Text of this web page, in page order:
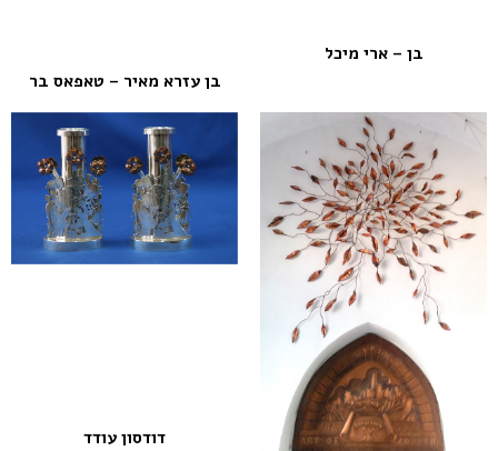
בן – ארי מיכל
בן עזרא מאיר – טאפאס בר
דודסון עודד